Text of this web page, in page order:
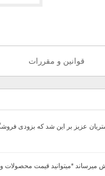
قوانین و مقررات
ارائه بهتر خدمات خدمت مشتریان عزیز بر این
تخفیف دار بصورت لحاظ شده در قیمت نهایی به فروش